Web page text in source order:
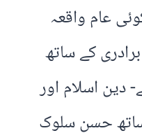
عام واقعہ
کے ساتھ
دین اسلام اور
حسن سلوک